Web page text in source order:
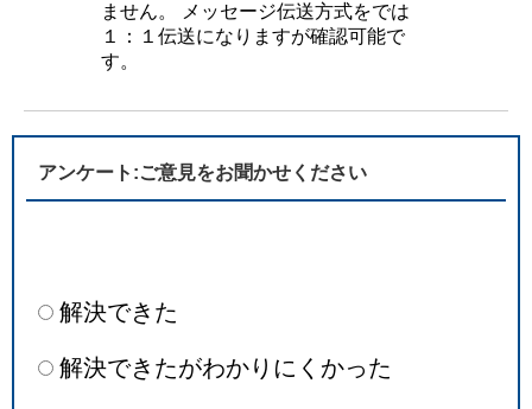
ません。 メッセージ伝送方式をでは
１：１伝送になりますが確認可能で
す。
アンケート:ご意見をお聞かせください
解決できた
解決できたがわかりにくかった